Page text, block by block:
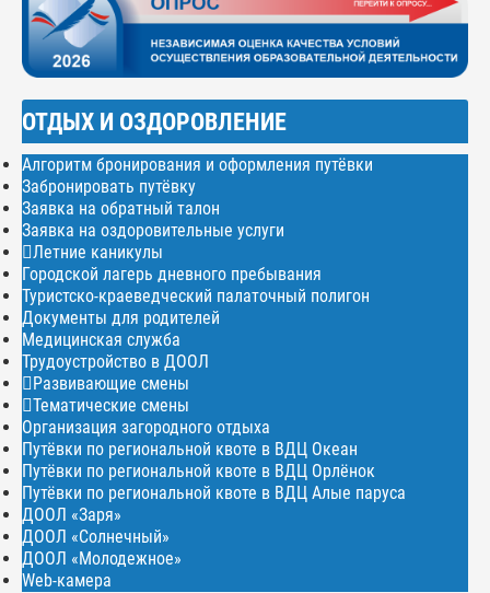
ОТДЫХ И ОЗДОРОВЛЕНИЕ
Алгоритм бронирования и оформления путёвки
Забронировать путёвку
Заявка на обратный талон
Заявка на оздоровительные услуги
Летние каникулы
Городской лагерь дневного пребывания
Туристско-краеведческий палаточный полигон
Документы для родителей
Медицинская служба
Трудоустройство в ДООЛ
Развивающие смены
Тематические смены
Организация загородного отдыха
Путёвки по региональной квоте в ВДЦ Океан
Путёвки по региональной квоте в ВДЦ Орлёнок
Путёвки по региональной квоте в ВДЦ Алые паруса
ДООЛ «Заря»
ДООЛ «Солнечный»
ДООЛ «Молодежное»
Web-камера